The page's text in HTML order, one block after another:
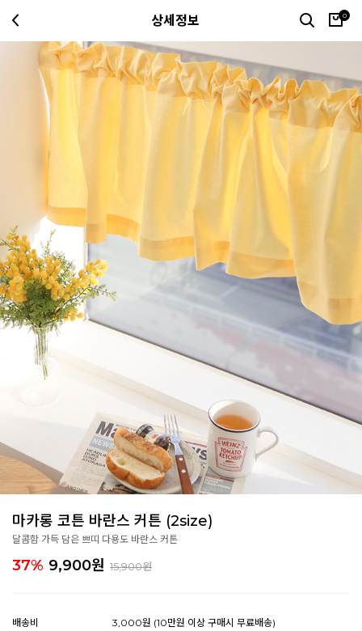
상세정보 0
마카롱 코튼 바란스 커튼 (2size)
달콤함 가득 담은 쁘띠 다용도 바란스 커튼
37% 9,900원 15,900원
배송비
3,000원 (10만원 이상 구매시 무료배송)